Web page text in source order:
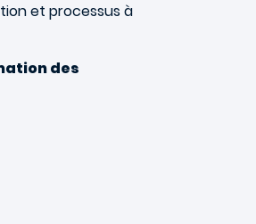
et processus à
des